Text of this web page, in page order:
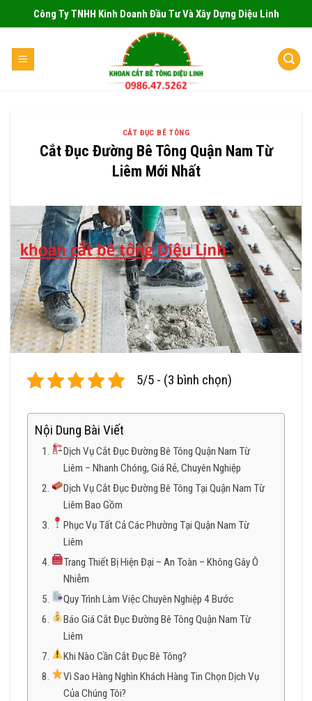
to
Công Ty TNHH Kinh Doanh Đầu Tư Và Xây Dựng Diệu Linh
CẮT ĐỤC BÊ TÔNG
Cắt Đục Đường Bê Tông Quận Nam Từ
Liêm Mới Nhất
5/5 - (3 bình chọn)
Nội Dung Bài Viết
Dịch Vụ Cắt Đục Đường Bê Tông Quận Nam Từ
Liêm – Nhanh Chóng, Giá Rẻ, Chuyên Nghiệp
Dịch Vụ Cắt Đục Đường Bê Tông Tại Quận Nam Từ
Liêm Bao Gồm
Phục Vụ Tất Cả Các Phường Tại Quận Nam Từ
Liêm
Trang Thiết Bị Hiện Đại – An Toàn – Không Gây Ô
Nhiễm
Quy Trình Làm Việc Chuyên Nghiệp 4 Bước
Báo Giá Cắt Đục Đường Bê Tông Quận Nam Từ
Liêm
Khi Nào Cần Cắt Đục Bê Tông?
Vì Sao Hàng Nghìn Khách Hàng Tin Chọn Dịch Vụ
Của Chúng Tôi?